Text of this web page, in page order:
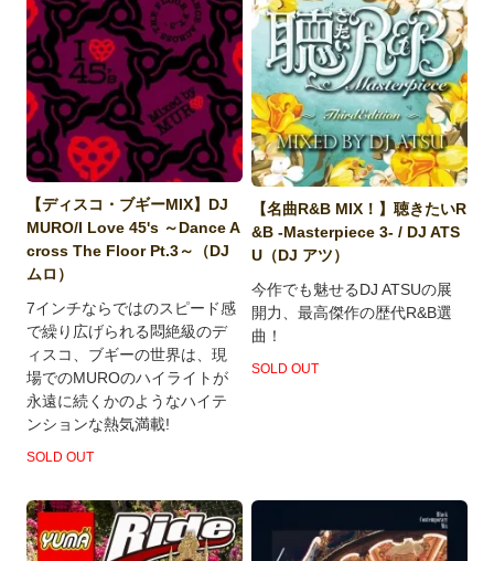
【ディスコ・ブギーMIX】DJ
MURO/I Love 45's ～Dance A
cross The Floor Pt.3～（DJ
ムロ）
7インチならではのスピード感
で繰り広げられる悶絶級のデ
ィスコ、ブギーの世界は、現
場でのMUROのハイライトが
永遠に続くかのようなハイテ
ンションな熱気満載!
SOLD OUT
【名曲R&B MIX！】聴きたいR
&B -Masterpiece 3- / DJ ATS
U（DJ アツ）
今作でも魅せるDJ ATSUの展
開力、最高傑作の歴代R&B選
曲！
SOLD OUT